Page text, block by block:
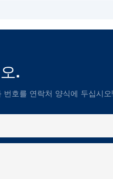
.
호를 연락처 양식에 두십시오!